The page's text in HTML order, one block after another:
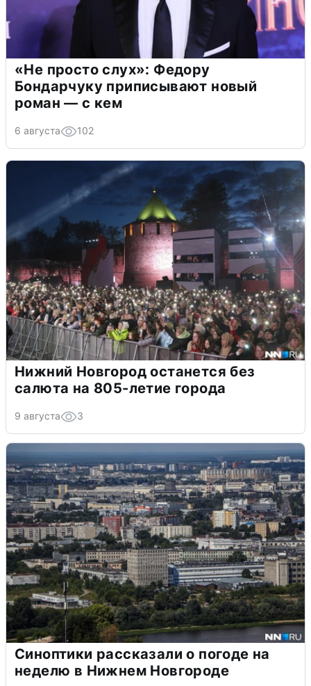
«Не просто слух»: Федору
Бондарчуку приписывают новый
роман — с кем
6 августа 102
Нижний Новгород останется без
салюта на 805-летие города
9 августа 3
Синоптики рассказали о погоде на
неделю в Нижнем Новгороде